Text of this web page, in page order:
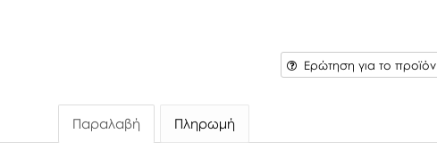
Ερώτηση για το προϊόν
Παραλαβή Πληρωμή